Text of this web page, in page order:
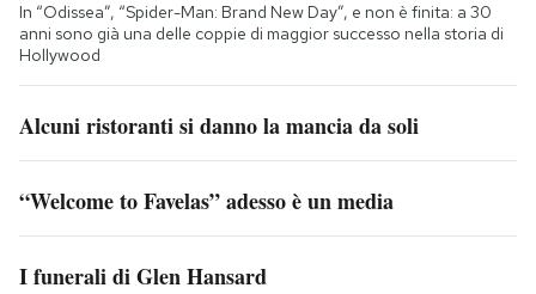
In “Odissea”, “Spider-Man: Brand New Day”, e non è finita: a 30
anni sono già una delle coppie di maggior successo nella storia di
Hollywood
Alcuni ristoranti si danno la mancia da soli
“Welcome to Favelas” adesso è un media
I funerali di Glen Hansard